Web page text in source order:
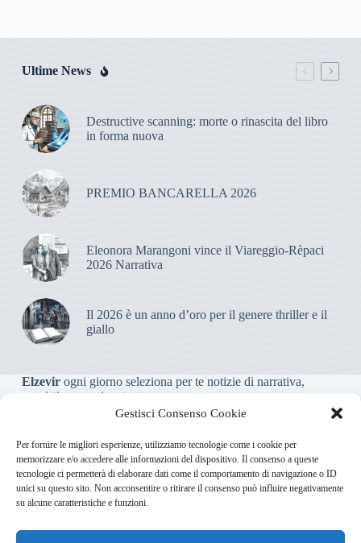
Gestisci Consenso Cookie
Per fornire le migliori esperienze, utilizziamo tecnologie come i cookie per
memorizzare e/o accedere alle informazioni del dispositivo. Il consenso a queste
tecnologie ci permetterà di elaborare dati come il comportamento di navigazione o ID
unici su questo sito. Non acconsentire o ritirare il consenso può influire negativamente
su alcune caratteristiche e funzioni.
Ultime News
Destructive scanning: morte o rinascita del libro
in forma nuova
PREMIO BANCARELLA 2026
Eleonora Marangoni vince il Viareggio-Rèpaci
2026 Narrativa
Il 2026 è un anno d’oro per il genere thriller e il
giallo
Elzevirogni giorno seleziona per te notizie di narrativa,
saggistica, poesia e teatro.
Testata giornalistica online non iscritta al Tribunale, che non
riceve contributi o agevolazioni pubbliche ai sensi dell’art. 3-
bis della legge 103/2012